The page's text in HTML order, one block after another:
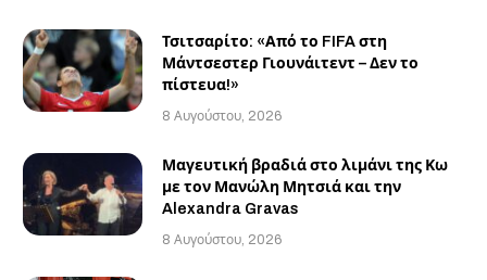
Τσιτσαρίτο: «Από το FIFA στη
Μάντσεστερ Γιουνάιτεντ – Δεν το
πίστευα!»
8 Αυγούστου, 2026
Μαγευτική βραδιά στο λιμάνι της Κω
με τον Μανώλη Μητσιά και την
Alexandra Gravas
8 Αυγούστου, 2026